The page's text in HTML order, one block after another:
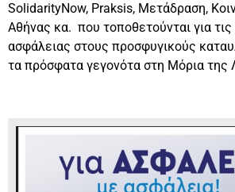
SolidarityNow, Praksis, Μετάδραση,
Αθήνας κα. που τοποθετούνται για
ασφάλειας στους προσφυγικούς
τα πρόσφατα γεγονότα στη Μόρια της